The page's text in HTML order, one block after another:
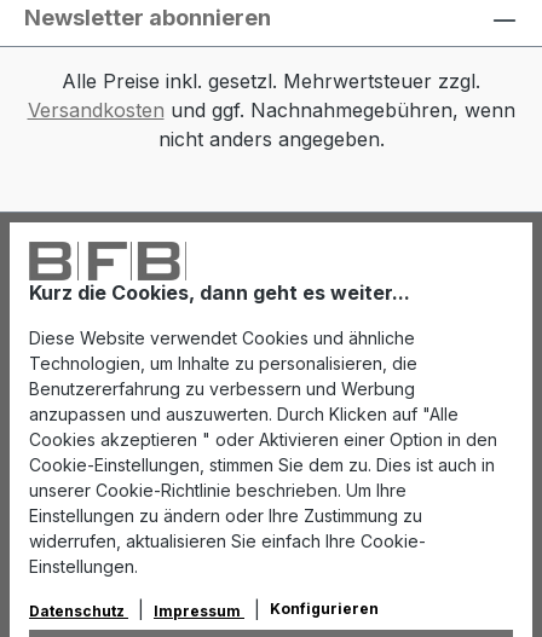
Kurz die Cookies, dann geht es weiter...
Diese Website verwendet Cookies und ähnliche
Technologien, um Inhalte zu personalisieren, die
Benutzererfahrung zu verbessern und Werbung
anzupassen und auszuwerten. Durch Klicken auf "Alle
Cookies akzeptieren " oder Aktivieren einer Option in den
Cookie-Einstellungen, stimmen Sie dem zu. Dies ist auch in
unserer Cookie-Richtlinie beschrieben. Um Ihre
Einstellungen zu ändern oder Ihre Zustimmung zu
widerrufen, aktualisieren Sie einfach Ihre Cookie-
Einstellungen.
Datenschutz Impressum Konfigurieren
Newsletter abonnieren
Alle Preise inkl. gesetzl. Mehrwertsteuer zzgl.
Versandkosten und ggf. Nachnahmegebühren, wenn
nicht anders angegeben.